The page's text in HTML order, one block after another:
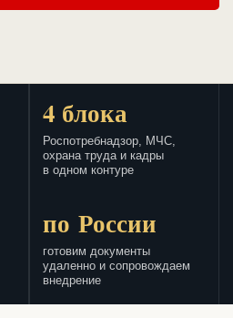
4 блока
Роспотребнадзор, МЧС,
охрана труда и кадры
в одном контуре
по России
готовим документы
удаленно и сопровождаем
внедрение